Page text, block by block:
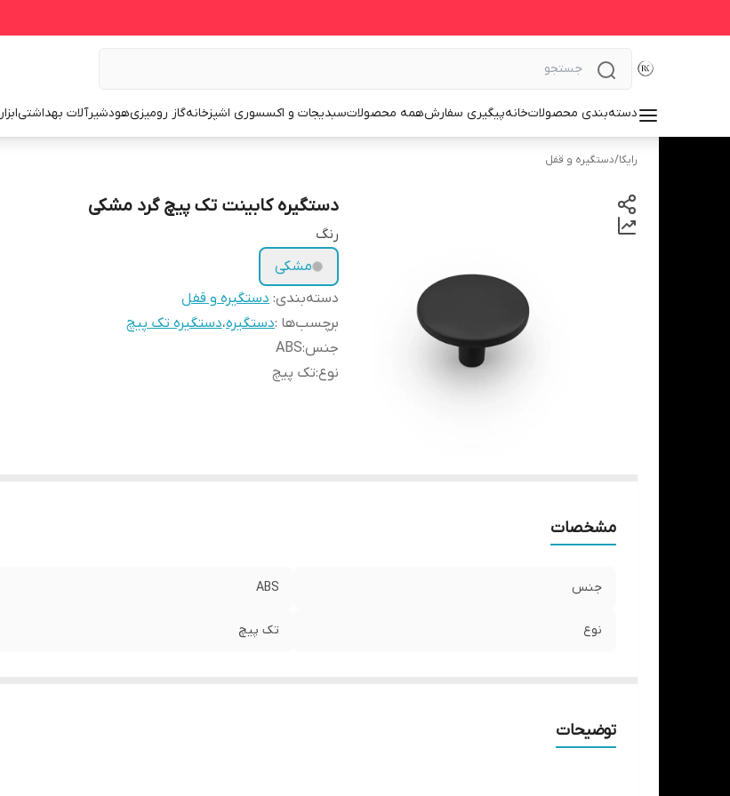
دسته‌بندی محصولاتخانهپیگیری سفارشهمه محصولاتسبدیجات و اکسسوری اشپزخانهگاز رومیزیهودشیرآلات بهداشتیابزار
رایکا/دستگیره و قفل
دستگیره کابینت تک پیچ گرد مشکی
رنگ
مشکی
دسته‌بندی: دستگیره و قفل
برچسب‌ها :دستگیره،دستگیره تک پیچ
جنس:
ABS
نوع:تک پیچ
مشخصات
جنس ABS
نوع تک پیچ
توضیحات